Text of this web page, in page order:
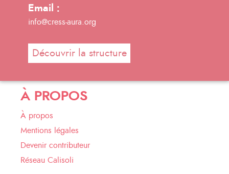
Email :
info@cress-aura.org
Découvrir la structure
À PROPOS
À propos
Mentions légales
Devenir contributeur
Réseau Calisoli